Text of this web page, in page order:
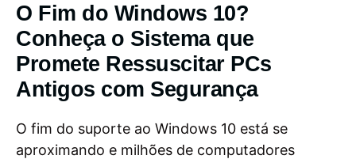
O Fim do Windows 10?
Conheça o Sistema que
Promete Ressuscitar PCs
Antigos com Segurança
O fim do suporte ao Windows 10 está se
aproximando e milhões de computadores